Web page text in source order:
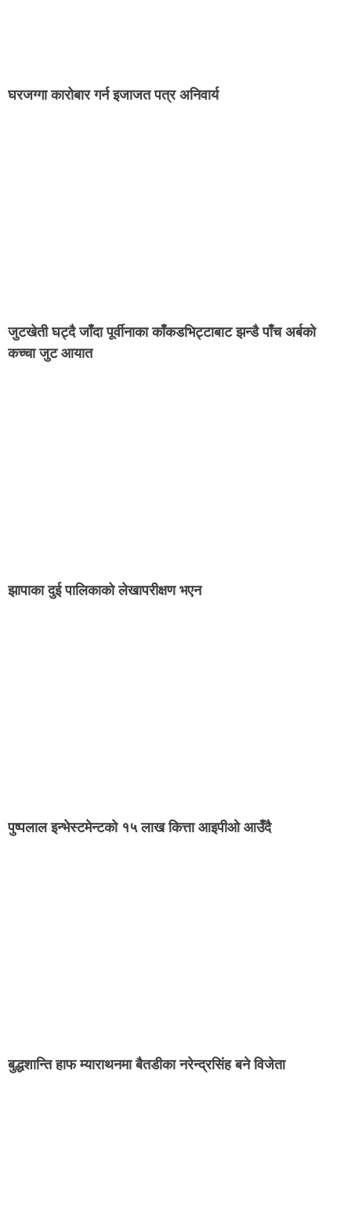
घरजग्गा कारोबार गर्न इजाजत पत्र अनिवार्य
जुटखेती घट्दै जाँदा पूर्वीनाका काँकडभिट्टाबाट झन्डै पाँच अर्बको
कच्चा जुट आयात
झापाका दुई पालिकाको लेखापरीक्षण भएन
पुष्पलाल इन्भेस्टमेन्टको १५ लाख कित्ता आइपीओ आउँदै
बुद्धशान्ति हाफ म्याराथनमा बैतडीका नरेन्द्रसिंह बने विजेता